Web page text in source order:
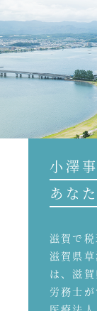
小澤
あな
滋賀で
滋賀県
は、滋
労務士